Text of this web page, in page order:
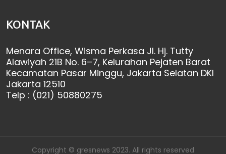
KONTAK
Menara Office, Wisma Perkasa Jl. Hj. Tutty
Alawiyah 21B No. 6–7, Kelurahan Pejaten Barat
Kecamatan Pasar Minggu, Jakarta Selatan DKI
Jakarta 12510
Telp : (021) 50880275
Copyright © gresnews 2023. All rights reserved